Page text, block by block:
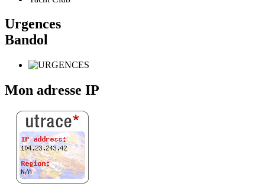
Urgences
Bandol
Mon adresse IP